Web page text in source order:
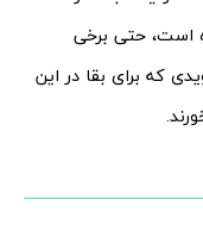
حتی برخی
که برای بقا در این